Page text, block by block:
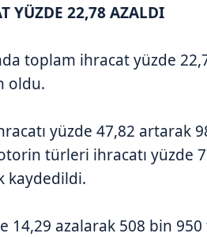
YÜZDE 22,78 AZALDI
toplam ihracat yüzde
oldu.
yüzde 47,82 artarak
türleri ihracatı yüzde
kaydedildi.
14,29 azalarak 508 bin